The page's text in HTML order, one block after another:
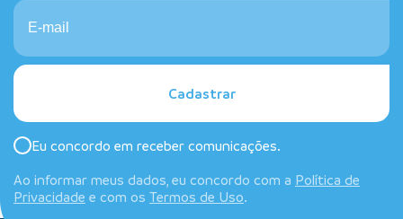
Cadastrar
Eu concordo em receber comunicações.
Ao informar meus dados, eu concordo com a Política de
Privacidade e com os Termos de Uso.